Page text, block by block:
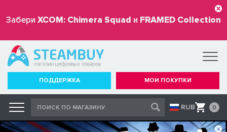
Забери XCOM: Chimera Squad и FRAMED Collection
бесплатно
ПОДДЕРЖКА МОИ ПОКУПКИ
RUB 0